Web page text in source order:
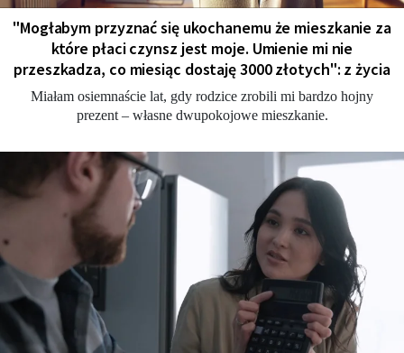
"Мogłabym przyznać się ukochanemu że mieszkanie za
które płaci czynsz jest moje. Umienie mi nie
przeszkadza, co miesiąc dostaję 3000 złotych": z życia
Miałam osiemnaście lat, gdy rodzice zrobili mi bardzo hojny
prezent – własne dwupokojowe mieszkanie.